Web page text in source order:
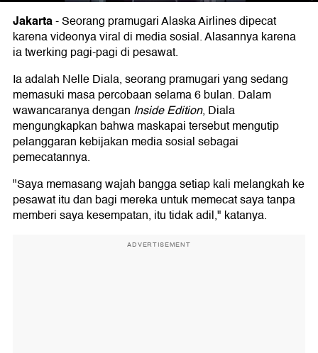
Jakarta-Seorang pramugari Alaska Airlines dipecat
karena videonya viral di media sosial. Alasannya karena
ia twerking pagi-pagi di pesawat.
Ia adalah Nelle Diala, seorang pramugari yang sedang
memasuki masa percobaan selama 6 bulan. Dalam
wawancaranya dengan Inside Edition, Diala
mengungkapkan bahwa maskapai tersebut mengutip
pelanggaran kebijakan media sosial sebagai
pemecatannya.
"Saya memasang wajah bangga setiap kali melangkah ke
pesawat itu dan bagi mereka untuk memecat saya tanpa
memberi saya kesempatan, itu tidak adil," katanya.
ADVERTISEMENT